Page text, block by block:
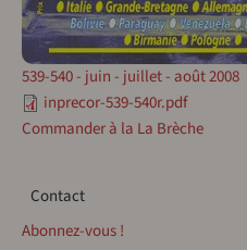
539-540 - juin - juillet - août 2008
inprecor-539-540r.pdf
Commander à la La Brèche
Contact
Contact
Abonnez-vous !